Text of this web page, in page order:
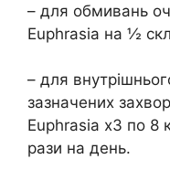
– для обмивань
Euphrasia на ½
– для
зазначених
Euphrasia x3 по 8
рази на день.